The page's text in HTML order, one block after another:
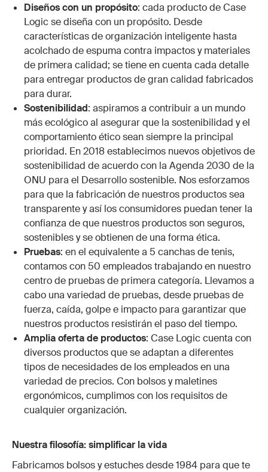
Diseños con un propósito: cada producto de Case
Logic se diseña con un propósito. Desde
características de organización inteligente hasta
acolchado de espuma contra impactos y materiales
de primera calidad; se tiene en cuenta cada detalle
para entregar productos de gran calidad fabricados
para durar.
Sostenibilidad: aspiramos a contribuir a un mundo
más ecológico al asegurar que la sostenibilidad y el
comportamiento ético sean siempre la principal
prioridad. En 2018 establecimos nuevos objetivos de
sostenibilidad de acuerdo con la Agenda 2030 de la
ONU para el Desarrollo sostenible. Nos esforzamos
para que la fabricación de nuestros productos sea
transparente y así los consumidores puedan tener la
confianza de que nuestros productos son seguros,
sostenibles y se obtienen de una forma ética.
Pruebas: en el equivalente a 5 canchas de tenis,
contamos con 50 empleados trabajando en nuestro
centro de pruebas de primera categoría. Llevamos a
cabo una variedad de pruebas, desde pruebas de
fuerza, caída, golpe e impacto para garantizar que
nuestros productos resistirán el paso del tiempo.
Amplia oferta de productos: Case Logic cuenta con
diversos productos que se adaptan a diferentes
tipos de necesidades de los empleados en una
variedad de precios. Con bolsos y maletines
ergonómicos, cumplimos con los requisitos de
cualquier organización.
Nuestra filosofía: simplificar la vida
Fabricamos bolsos y estuches desde 1984 para que te